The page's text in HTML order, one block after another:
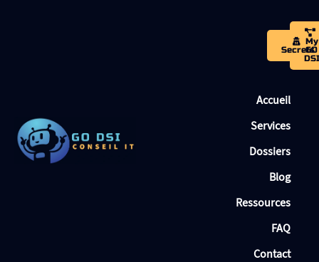
Secrets
My
GO
DSI
Accueil
Services
Dossiers
Blog
Ressources
FAQ
Contact